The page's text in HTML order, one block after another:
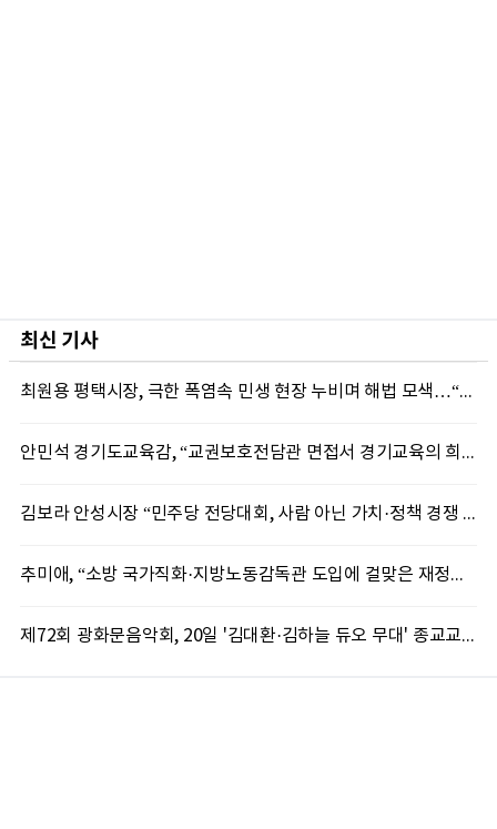
최신 기사
최원용 평택시장, 극한 폭염속 민생 현장 누비며 해법 모색…“현장에 답 있다”
안민석 경기도교육감, “교권보호전담관 면접서 경기교육의 희망 봤다”
김보라 안성시장 “민주당 전당대회, 사람 아닌 가치·정책 경쟁 돼야”
추미애, “소방 국가직화·지방노동감독관 도입에 걸맞은 재정체계 완성해야”
제72회 광화문음악회, 20일 '김대환·김하늘 듀오 무대' 종교교회서 무료 개최